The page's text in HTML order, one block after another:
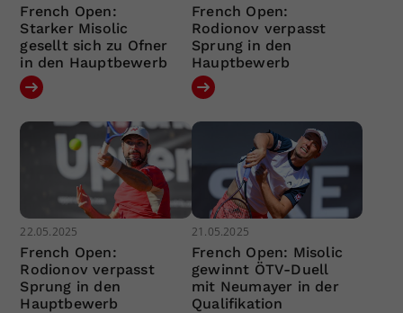
French Open:
Starker Misolic
gesellt sich zu Ofner
in den Hauptbewerb
French Open:
Rodionov verpasst
Sprung in den
Hauptbewerb
22.05.2025
French Open:
Rodionov verpasst
Sprung in den
Hauptbewerb
21.05.2025
French Open: Misolic
gewinnt ÖTV-Duell
mit Neumayer in der
Qualifikation